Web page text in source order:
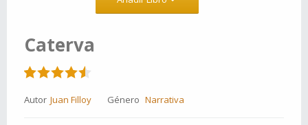
Caterva
Autor Juan Filloy Género Narrativa